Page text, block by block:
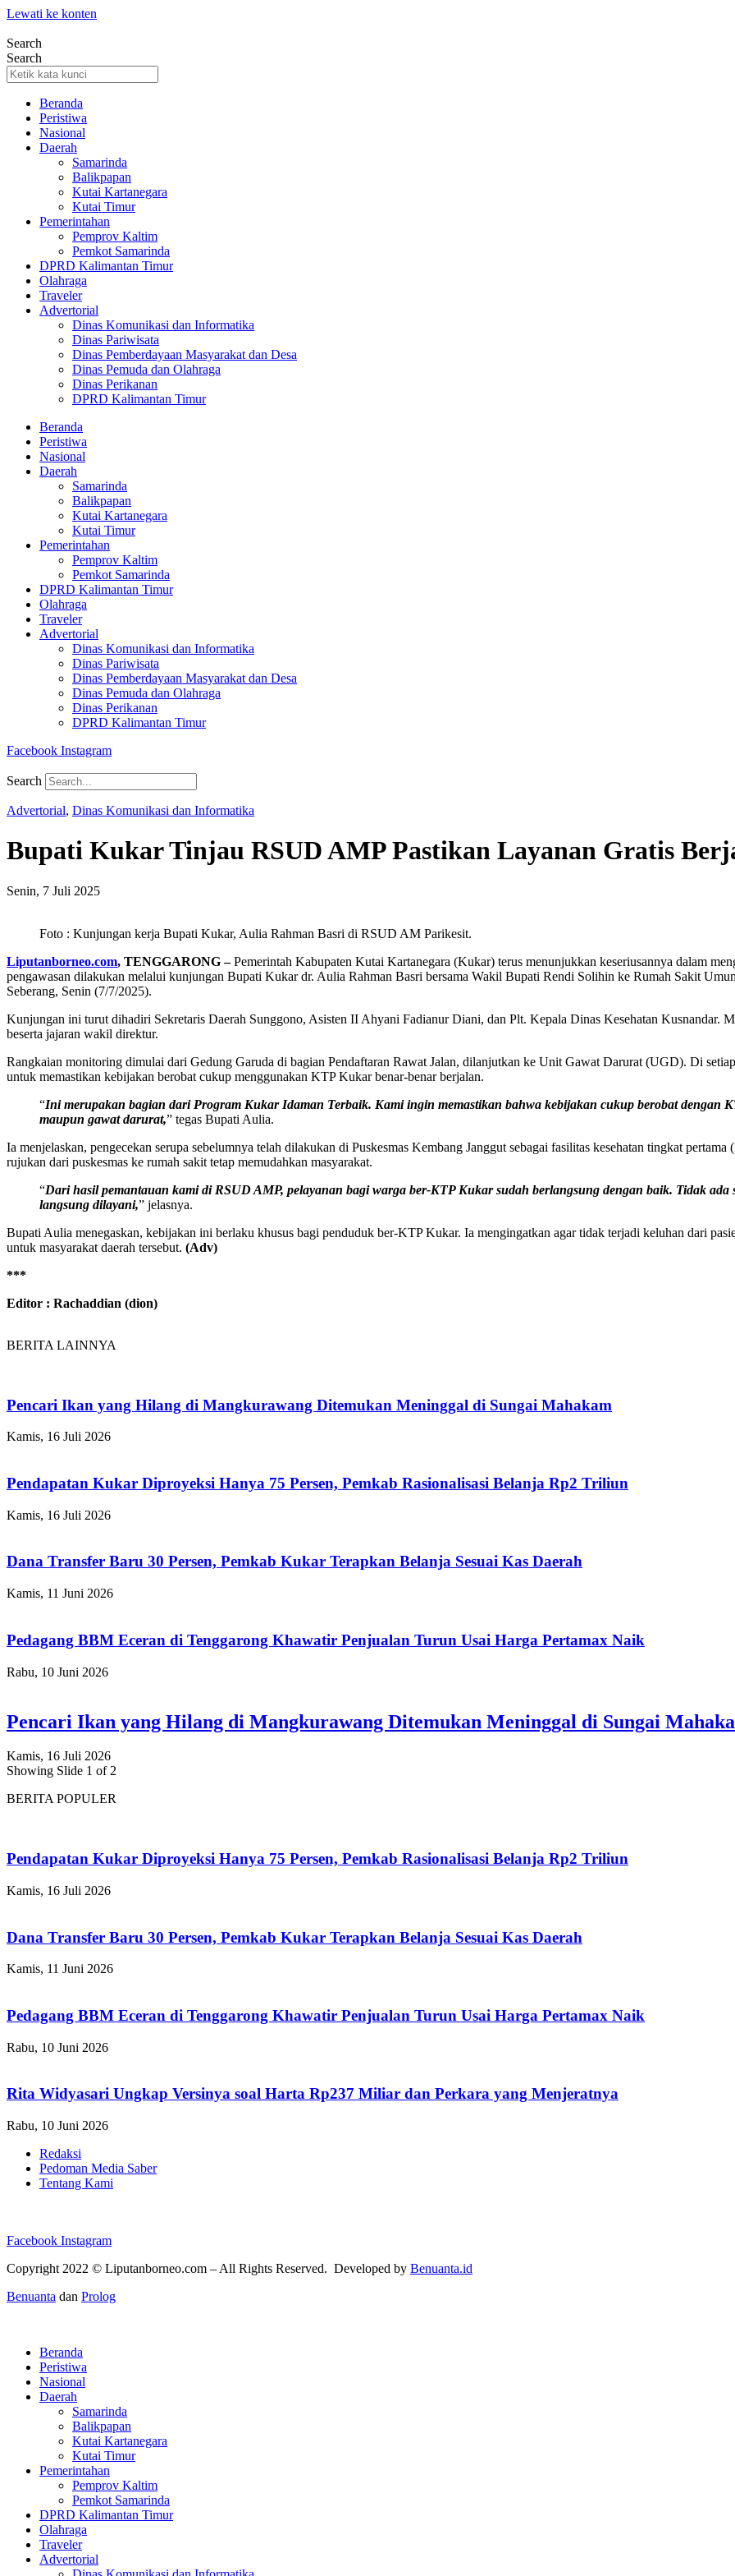
Lewati ke konten
Search
Search
Beranda
Peristiwa
Nasional
Daerah
Samarinda
Balikpapan
Kutai Kartanegara
Kutai Timur
Pemerintahan
Pemprov Kaltim
Pemkot Samarinda
DPRD Kalimantan Timur
Olahraga
Traveler
Advertorial
Dinas Komunikasi dan Informatika
Dinas Pariwisata
Dinas Pemberdayaan Masyarakat dan Desa
Dinas Pemuda dan Olahraga
Dinas Perikanan
DPRD Kalimantan Timur
Beranda
Peristiwa
Nasional
Daerah
Samarinda
Balikpapan
Kutai Kartanegara
Kutai Timur
Pemerintahan
Pemprov Kaltim
Pemkot Samarinda
DPRD Kalimantan Timur
Olahraga
Traveler
Advertorial
Dinas Komunikasi dan Informatika
Dinas Pariwisata
Dinas Pemberdayaan Masyarakat dan Desa
Dinas Pemuda dan Olahraga
Dinas Perikanan
DPRD Kalimantan Timur
Facebook Instagram
Search
Advertorial, Dinas Komunikasi dan Informatika
Bupati Kukar Tinjau RSUD AMP Pastikan Layanan Gratis
Senin, 7 Juli 2025
Foto : Kunjungan kerja Bupati Kukar, Aulia Rahman Basri di RSUD AM Parikesit.
Liputanborneo.com, TENGGARONG –Pemerintah Kabupaten Kutai Kartanegara (Kukar) terus menunjukkan keseriusannya dalam
pengawasan dilakukan melalui kunjungan Bupati Kukar dr. Aulia Rahman Basri bersama Wakil Bupati Rendi Solihin ke Rumah Sakit
Seberang, Senin (7/7/2025).
Kunjungan ini turut dihadiri Sekretaris Daerah Sunggono, Asisten II Ahyani Fadianur Diani, dan Plt. Kepala Dinas Kesehatan Kusnandar.
beserta jajaran wakil direktur.
Rangkaian monitoring dimulai dari Gedung Garuda di bagian Pendaftaran Rawat Jalan, dilanjutkan ke Unit Gawat Darurat (UGD). Di
untuk memastikan kebijakan berobat cukup menggunakan KTP Kukar benar-benar berjalan.
“Ini merupakan bagian dari Program Kukar Idaman Terbaik. Kami ingin memastikan bahwa kebijakan cukup berobat dengan
maupun gawat darurat,” tegas Bupati Aulia.
Ia menjelaskan, pengecekan serupa sebelumnya telah dilakukan di Puskesmas Kembang Janggut sebagai fasilitas kesehatan tingkat
rujukan dari puskesmas ke rumah sakit tetap memudahkan masyarakat.
“Dari hasil pemantauan kami di RSUD AMP, pelayanan bagi warga ber-KTP Kukar sudah berlangsung dengan baik. Tidak
langsung dilayani,” jelasnya.
Bupati Aulia menegaskan, kebijakan ini berlaku khusus bagi penduduk ber-KTP Kukar. Ia mengingatkan agar tidak terjadi keluhan dari
untuk masyarakat daerah tersebut. (Adv)
***
Editor : Rachaddian (dion)
BERITA LAINNYA
Pencari Ikan yang Hilang di Mangkurawang Ditemukan Meninggal di Sungai Mahakam
Kamis, 16 Juli 2026
Pendapatan Kukar Diproyeksi Hanya 75 Persen, Pemkab Rasionalisasi Belanja Rp2 Triliun
Kamis, 16 Juli 2026
Dana Transfer Baru 30 Persen, Pemkab Kukar Terapkan Belanja Sesuai Kas Daerah
Kamis, 11 Juni 2026
Pedagang BBM Eceran di Tenggarong Khawatir Penjualan Turun Usai Harga Pertamax Naik
Rabu, 10 Juni 2026
Pencari Ikan yang Hilang di Mangkurawang Ditemukan Meninggal di Sungai
Kamis, 16 Juli 2026
Showing Slide 1 of 2
BERITA POPULER
Pendapatan Kukar Diproyeksi Hanya 75 Persen, Pemkab Rasionalisasi Belanja Rp2 Triliun
Kamis, 16 Juli 2026
Dana Transfer Baru 30 Persen, Pemkab Kukar Terapkan Belanja Sesuai Kas Daerah
Kamis, 11 Juni 2026
Pedagang BBM Eceran di Tenggarong Khawatir Penjualan Turun Usai Harga Pertamax Naik
Rabu, 10 Juni 2026
Rita Widyasari Ungkap Versinya soal Harta Rp237 Miliar dan Perkara yang Menjeratnya
Rabu, 10 Juni 2026
Redaksi
Pedoman Media Saber
Tentang Kami
Facebook Instagram
Copyright 2022 © Liputanborneo.com – All Rights Reserved. Developed by Benuanta.id
Benuanta dan Prolog
Beranda
Peristiwa
Nasional
Daerah
Samarinda
Balikpapan
Kutai Kartanegara
Kutai Timur
Pemerintahan
Pemprov Kaltim
Pemkot Samarinda
DPRD Kalimantan Timur
Olahraga
Traveler
Advertorial